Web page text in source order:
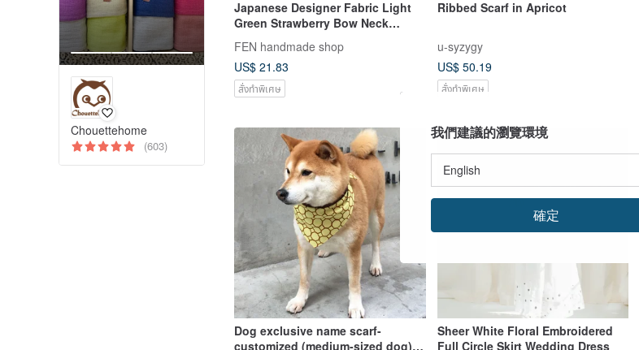
Chouettehome
(603)
Japanese Designer Fabric Light
Green Strawberry Bow Neck
Warmer - All Ages Neck Warmer -
Scarf - Neck Gaiter - Short Scarf
FEN handmade shop
US$ 21.83
สั่งทำพิเศษ
Ribbed Scarf in Apricot
u-syzygy
US$ 50.19
สั่งทำพิเศษ
Dog exclusive name scarf-
customized (medium-sized dog)-
Sheer White Floral Embroidered
Full Circle Skirt Wedding Dress
我們建議的瀏覽環境
確定